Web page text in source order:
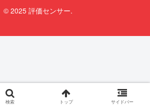
© 2025 評価センサー.
検索 トップ サイドバー